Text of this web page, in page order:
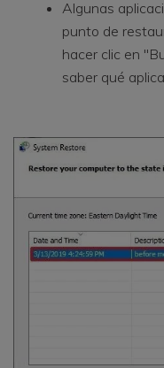
Algunas
punto de
hacer clic en
saber qué